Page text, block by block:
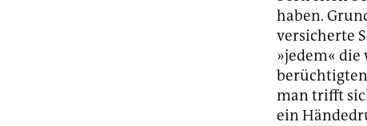
haben.
versicherte
»jedem«
berüchtigten
man trifft
ein